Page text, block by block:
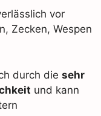
vor
Zecken, Wespen
durch die sehr
und kann